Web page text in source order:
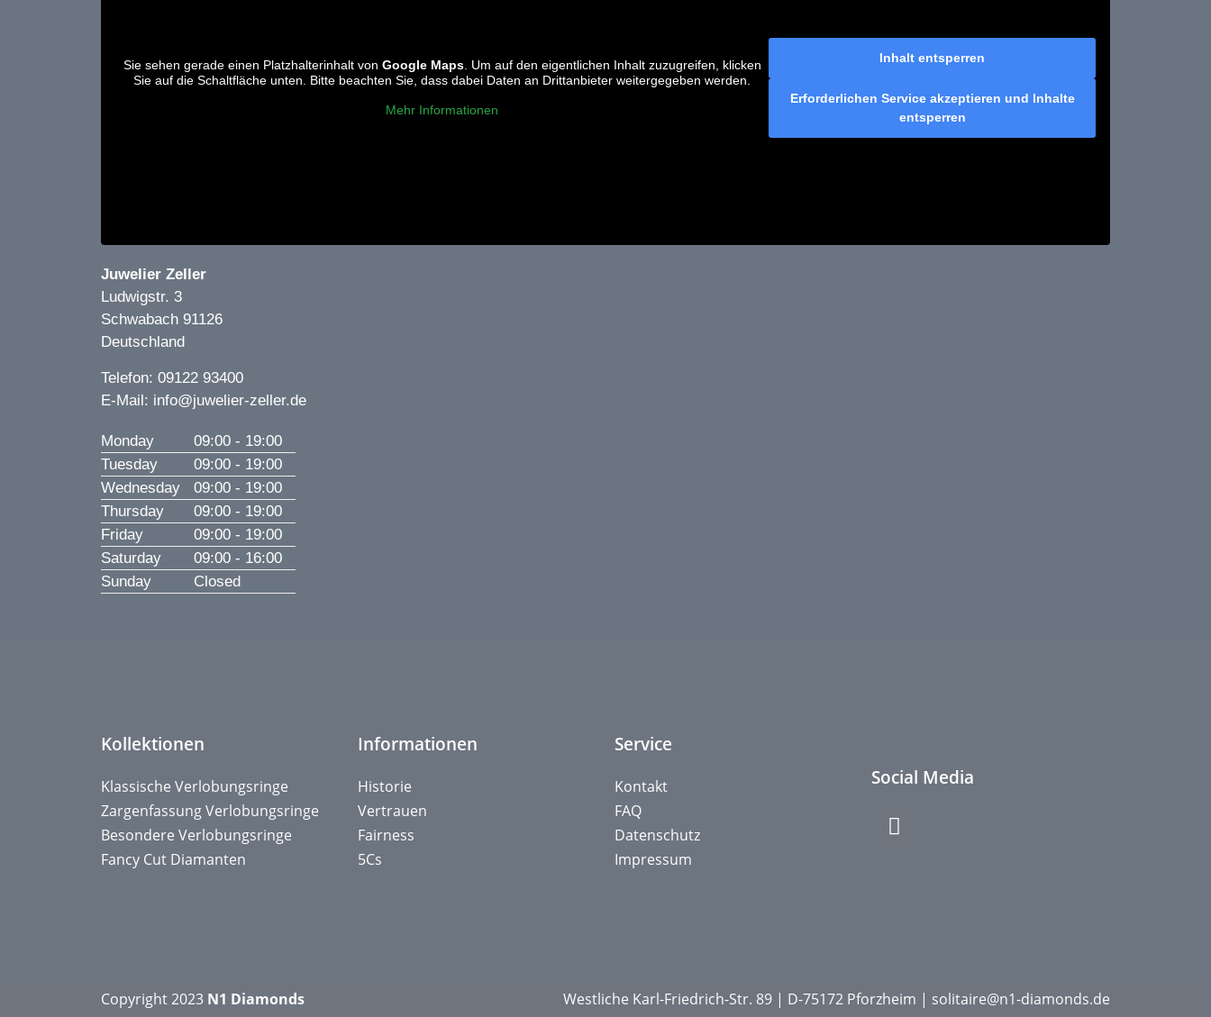
Sie sehen gerade einen Platzhalterinhalt von Google Maps. Um auf den eigentlichen Inhalt zuzugreifen, klicken
Sie auf die Schaltfläche unten. Bitte beachten Sie, dass dabei Daten an Drittanbieter weitergegeben werden.
Mehr Informationen
Inhalt entsperren
Erforderlichen Service akzeptieren und Inhalte
entsperren
Juwelier Zeller
Ludwigstr. 3
Schwabach 91126
Deutschland
Telefon: 09122 93400
E-Mail: info@juwelier-zeller.de
Monday
09:00 - 19:00
Tuesday
09:00 - 19:00
Wednesday
09:00 - 19:00
Thursday
09:00 - 19:00
Friday
09:00 - 19:00
Saturday
09:00 - 16:00
Sunday
Closed
Kollektionen
Klassische Verlobungsringe
Zargenfassung Verlobungsringe
Besondere Verlobungsringe
Fancy Cut Diamanten
Informationen
Historie
Vertrauen
Fairness
5Cs
Service
Kontakt
FAQ
Datenschutz
Impressum
Social Media
Copyright 2023 N1 Diamonds Westliche Karl-Friedrich-Str. 89 | D-75172 Pforzheim | solitaire@n1-diamonds.de